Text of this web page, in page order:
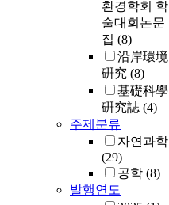
환경학회 학
술대회논문
집 (8)
沿岸環境
硏究 (8)
基礎科學
硏究誌 (4)
주제분류
자연과학
(29)
공학 (8)
발행연도